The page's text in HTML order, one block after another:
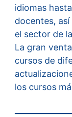
idiomas
docentes,
el sector de
La gran
cursos de
los cursos